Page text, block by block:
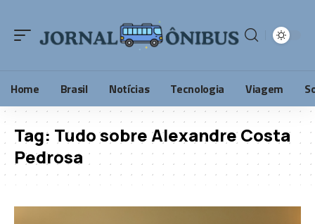
Home Brasil Notícias Tecnologia Viagem
Tag: Tudo sobre Alexandre Costa
Pedrosa